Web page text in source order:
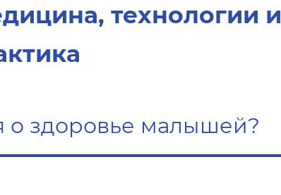
технологии и
о здоровье малышей?